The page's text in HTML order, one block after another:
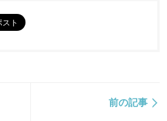
前の記事